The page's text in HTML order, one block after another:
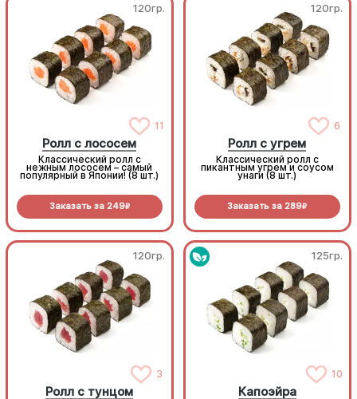
120гр.
11
Ролл с лососем
Классический ролл с
нежным лососем – самый
популярный в Японии! (8 шт.)
Заказать за 249R
120гр.
6
Ролл с угрем
Классический ролл с
пикантным угрем и соусом
унаги (8 шт.)
Заказать за 289R
120гр.
3
Ролл с тунцом
125гр.
10
Капоэйра